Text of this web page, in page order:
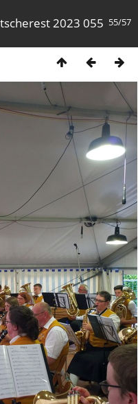
55/57
2023 055